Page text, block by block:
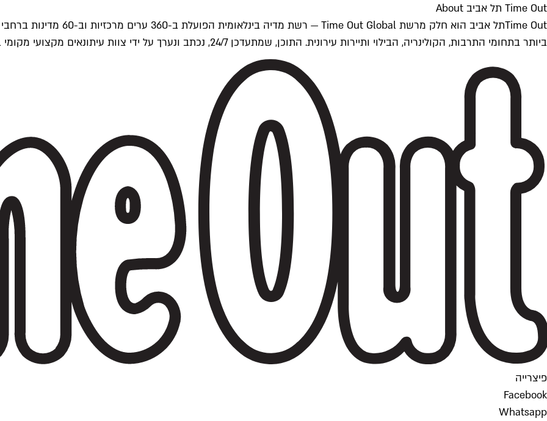
Time Out תל אביב About
ביותר בתחומי התרבות, הקולינריה, הבילוי ותיירות עירונית. התוכן, שמתעדכן 24/7, נכתב ונערך על ידי צוות עיתונאים מקצועי מקומי בישראל, בהתאם לסטנדרטים של Time Out העולמית.
פיצרייה
Facebook
Whatsapp